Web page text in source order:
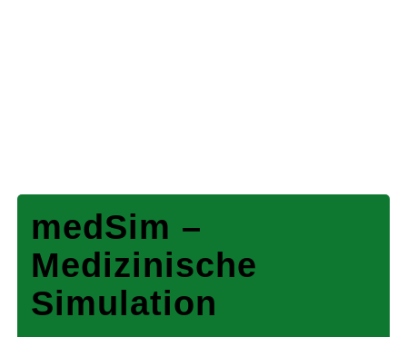
medSim –
Medizinische
Simulation